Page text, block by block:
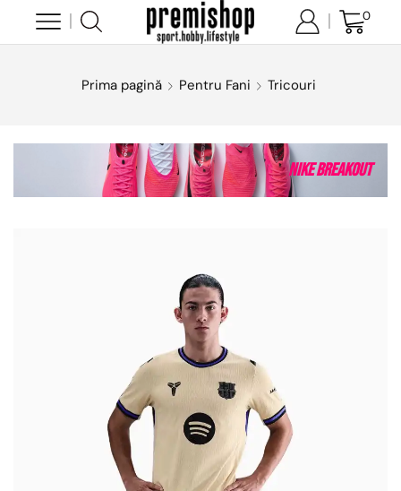
0
Prima pagină Pentru Fani Tricouri
Nike Breakout